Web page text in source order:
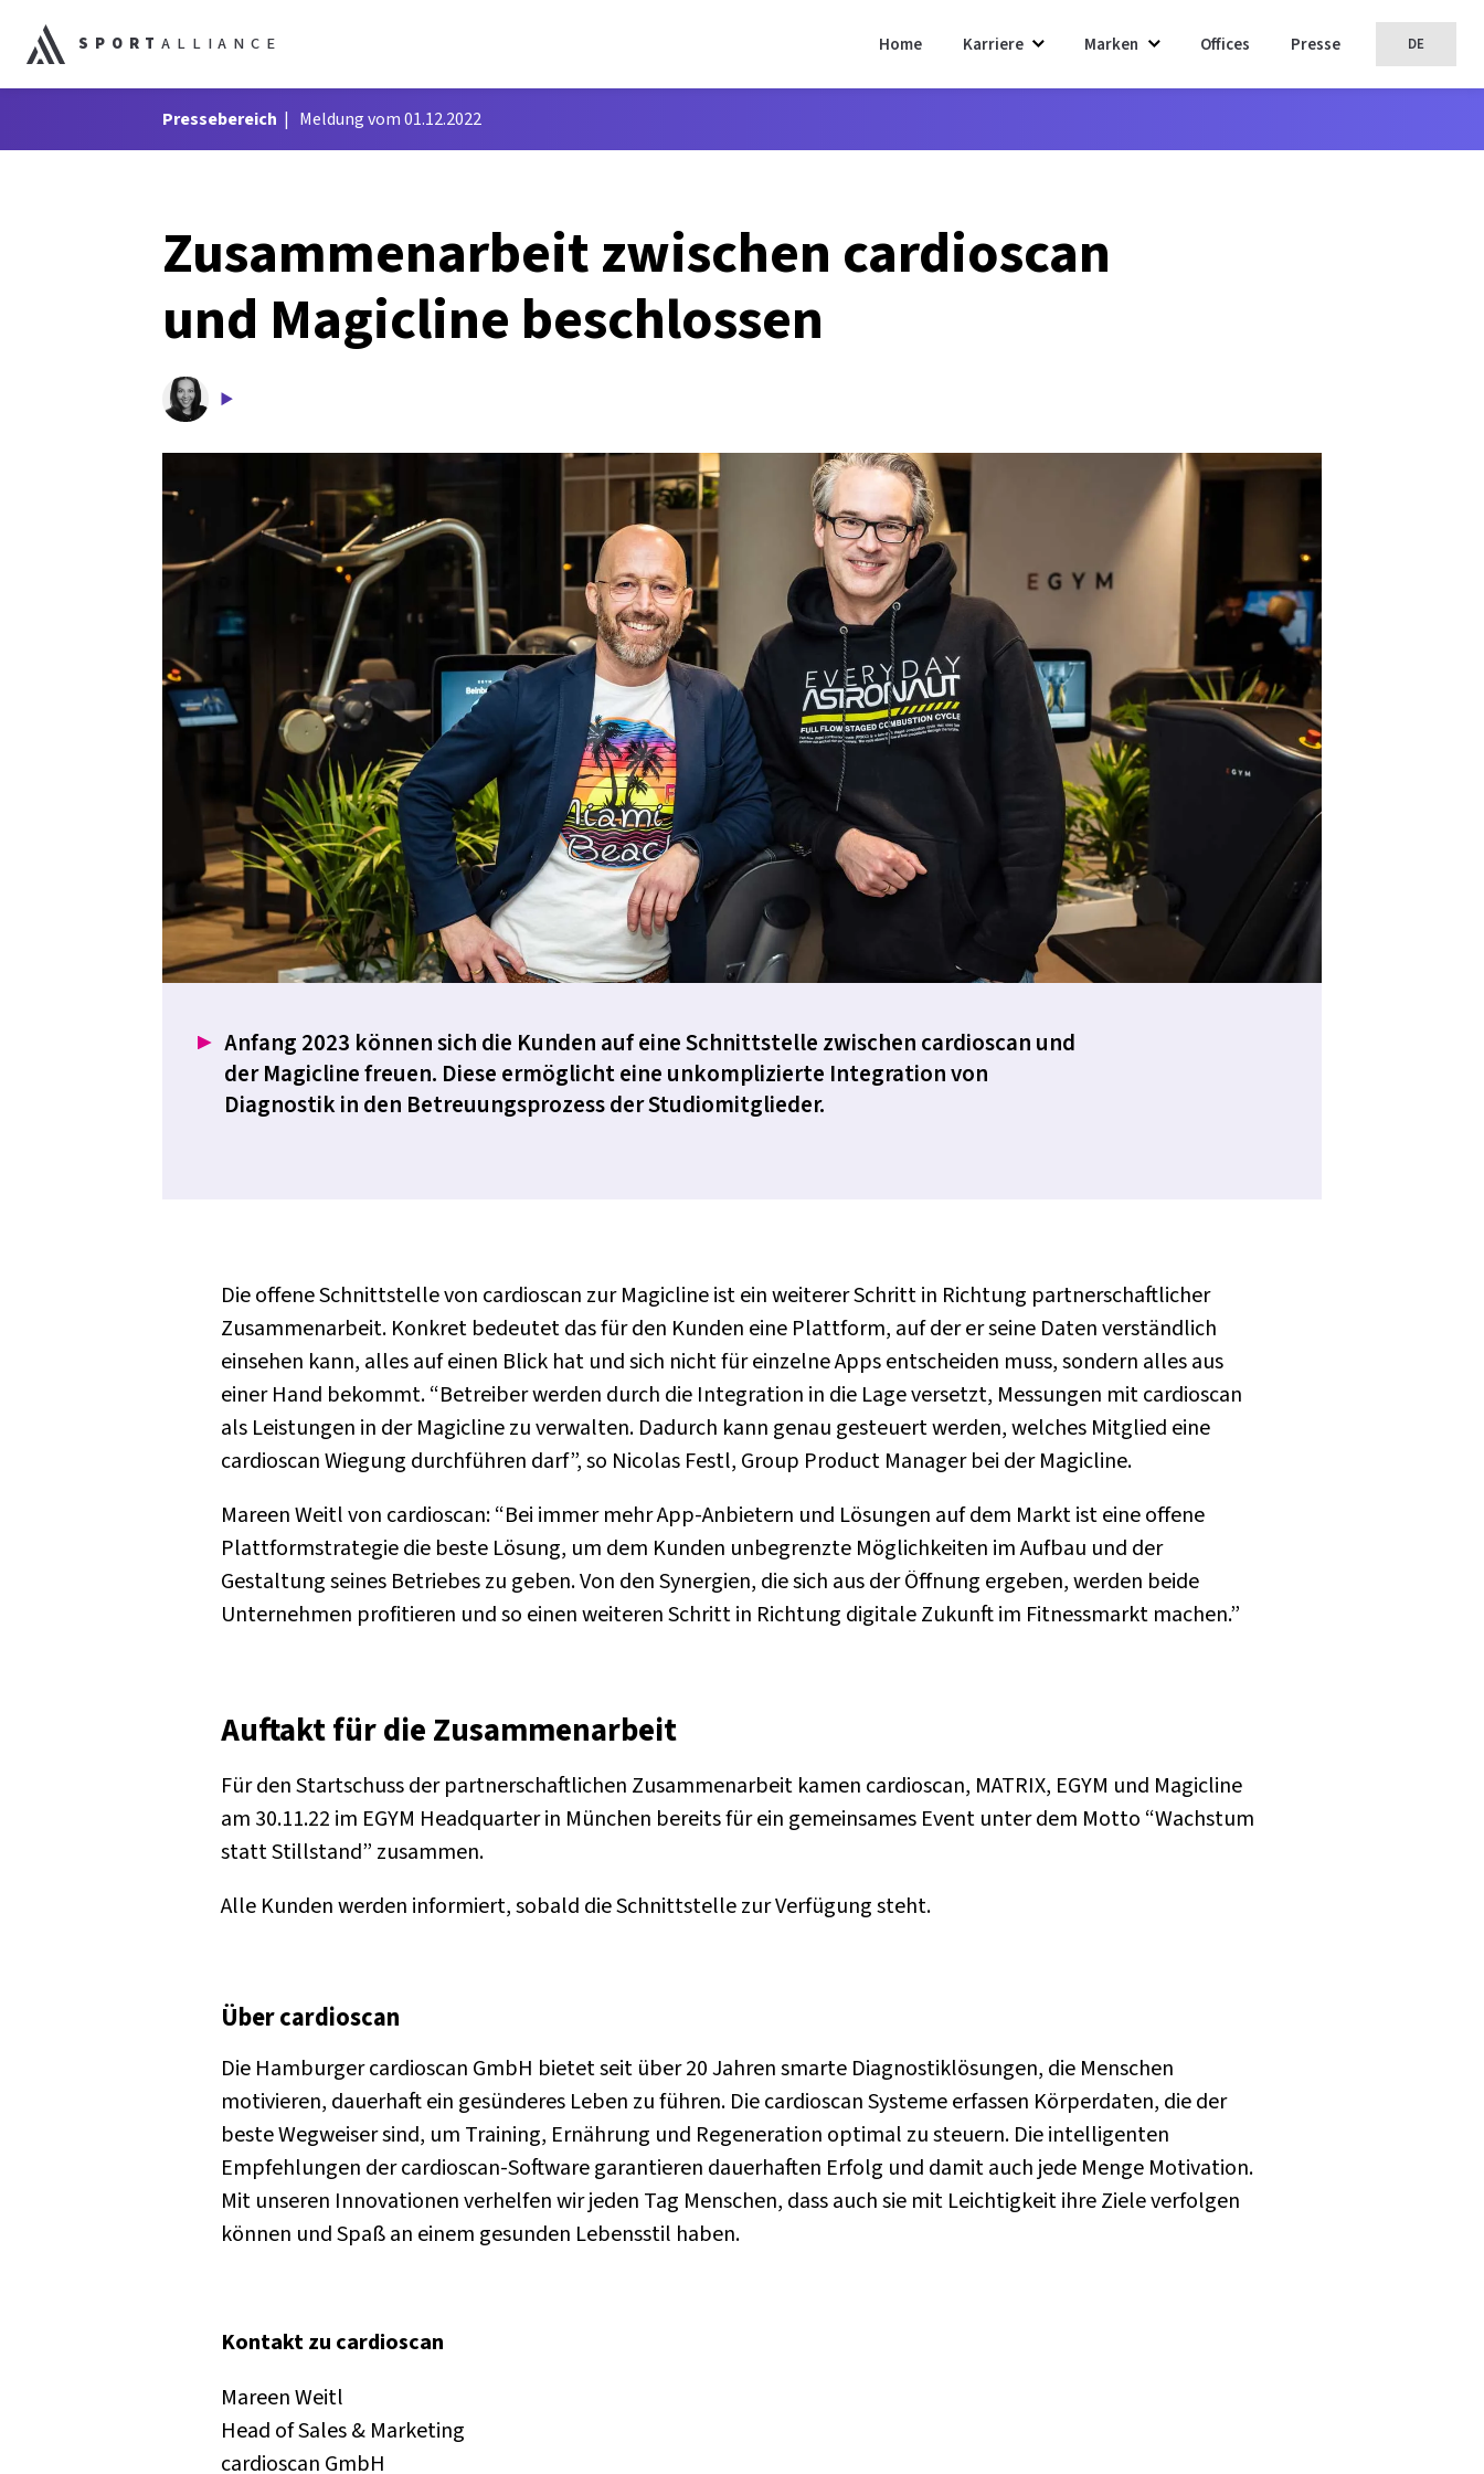
SPORTALLIANCE Home Karriere Marken Offices Presse DE
Pressebereich Meldung vom 01.12.2022
Zusammenarbeit zwischen cardioscan
und Magicline beschlossen
Anfang 2023 können sich die Kunden auf eine Schnittstelle zwischen cardioscan und
der Magicline freuen. Diese ermöglicht eine unkomplizierte Integration von
Diagnostik in den Betreuungsprozess der Studiomitglieder.
Die offene Schnittstelle von cardioscan zur Magicline ist ein weiterer Schritt in Richtung partnerschaftlicher
Zusammenarbeit. Konkret bedeutet das für den Kunden eine Plattform, auf der er seine Daten verständlich
einsehen kann, alles auf einen Blick hat und sich nicht für einzelne Apps entscheiden muss, sondern alles aus
einer Hand bekommt. “Betreiber werden durch die Integration in die Lage versetzt, Messungen mit cardioscan
als Leistungen in der Magicline zu verwalten. Dadurch kann genau gesteuert werden, welches Mitglied eine
cardioscan Wiegung durchführen darf”, so Nicolas Festl, Group Product Manager bei der Magicline.
Mareen Weitl von cardioscan: “Bei immer mehr App-Anbietern und Lösungen auf dem Markt ist eine offene
Plattformstrategie die beste Lösung, um dem Kunden unbegrenzte Möglichkeiten im Aufbau und der
Gestaltung seines Betriebes zu geben. Von den Synergien, die sich aus der Öffnung ergeben, werden beide
Unternehmen profitieren und so einen weiteren Schritt in Richtung digitale Zukunft im Fitnessmarkt machen.”
Auftakt für die Zusammenarbeit
Für den Startschuss der partnerschaftlichen Zusammenarbeit kamen cardioscan, MATRIX, EGYM und Magicline
am 30.11.22 im EGYM Headquarter in München bereits für ein gemeinsames Event unter dem Motto “Wachstum
statt Stillstand” zusammen.
Alle Kunden werden informiert, sobald die Schnittstelle zur Verfügung steht.
Über cardioscan
Die Hamburger cardioscan GmbH bietet seit über 20 Jahren smarte Diagnostiklösungen, die Menschen
motivieren, dauerhaft ein gesünderes Leben zu führen. Die cardioscan Systeme erfassen Körperdaten, die der
beste Wegweiser sind, um Training, Ernährung und Regeneration optimal zu steuern. Die intelligenten
Empfehlungen der cardioscan-Software garantieren dauerhaften Erfolg und damit auch jede Menge Motivation.
Mit unseren Innovationen verhelfen wir jeden Tag Menschen, dass auch sie mit Leichtigkeit ihre Ziele verfolgen
können und Spaß an einem gesunden Lebensstil haben.
Kontakt zu cardioscan
Mareen Weitl
Head of Sales & Marketing
cardioscan GmbH